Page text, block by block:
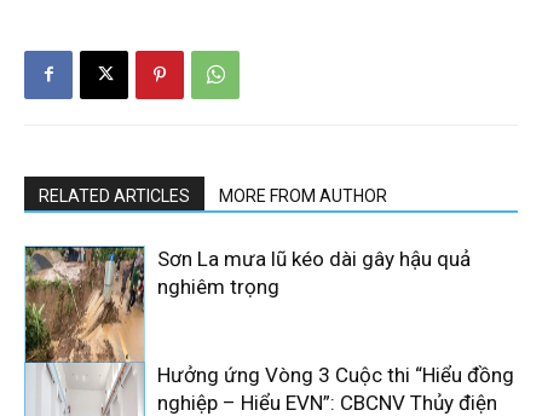
RELATED ARTICLES MORE FROM AUTHOR
Sơn La mưa lũ kéo dài gây hậu quả
nghiêm trọng
Hưởng ứng Vòng 3 Cuộc thi “Hiểu đồng
nghiệp – Hiểu EVN”: CBCNV Thủy điện